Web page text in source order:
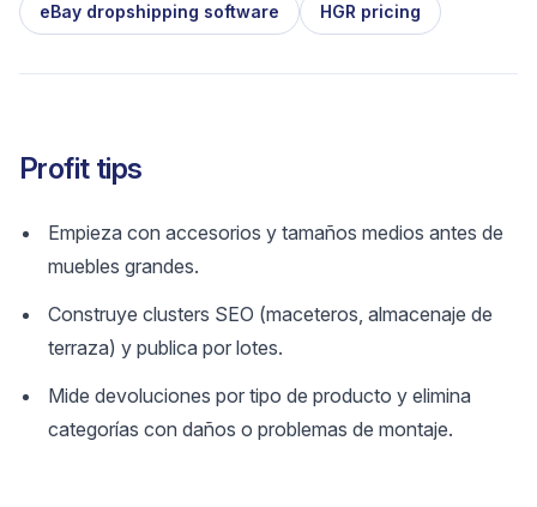
eBay dropshipping software HGR pricing
Profit tips
Empieza con accesorios y tamaños medios antes de
muebles grandes.
Construye clusters SEO (maceteros, almacenaje de
terraza) y publica por lotes.
Mide devoluciones por tipo de producto y elimina
categorías con daños o problemas de montaje.